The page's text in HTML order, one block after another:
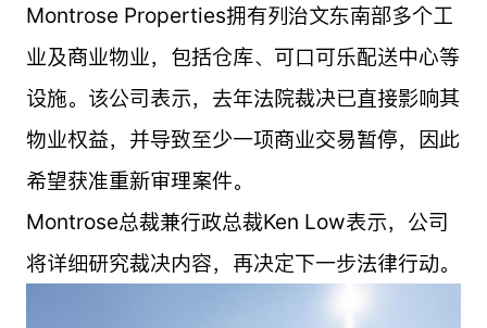
Montrose Properties拥有列治文东南部多个工
业及商业物业，包括仓库、可口可乐配送中心等
设施。该公司表示，去年法院裁决已直接影响其
物业权益，并导致至少一项商业交易暂停，因此
希望获准重新审理案件。
Montrose总裁兼行政总裁Ken Low表示，公司
将详细研究裁决内容，再决定下一步法律行动。